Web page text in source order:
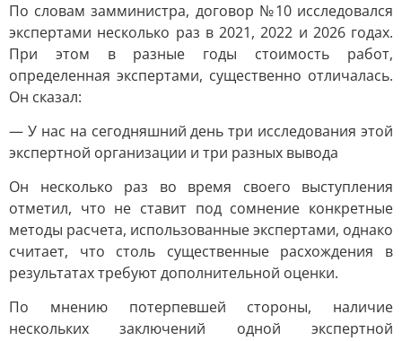
По словам замминистра, договор №10 исследовался
экспертами несколько раз в 2021, 2022 и 2026 годах.
При этом в разные годы стоимость работ,
определенная экспертами, существенно отличалась.
Он сказал:
— У нас на сегодняшний день три исследования этой
экспертной организации и три разных вывода
Он несколько раз во время своего выступления
отметил, что не ставит под сомнение конкретные
методы расчета, использованные экспертами, однако
считает, что столь существенные расхождения в
результатах требуют дополнительной оценки.
По мнению потерпевшей стороны, наличие
нескольких заключений одной экспертной